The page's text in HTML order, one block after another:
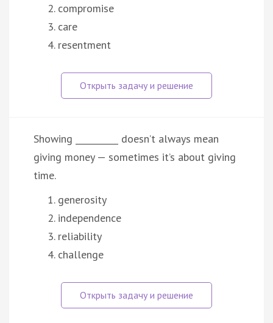
compromise
care
resentment
Showing __________ doesn’t always mean
giving money — sometimes it’s about giving
time.
generosity
independence
reliability
challenge